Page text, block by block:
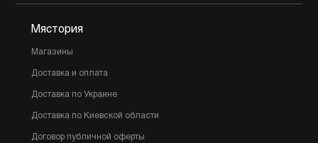
Мястория
Магазины
Доставка и оплата
Доставка по Украине
Доставка по Киевской области
Договор публичной оферты